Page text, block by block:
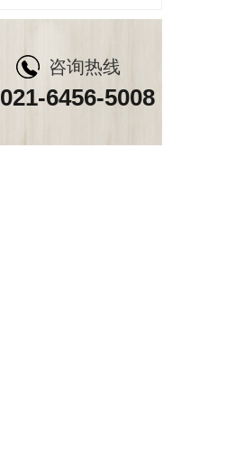
咨询热线
021-6456-5008